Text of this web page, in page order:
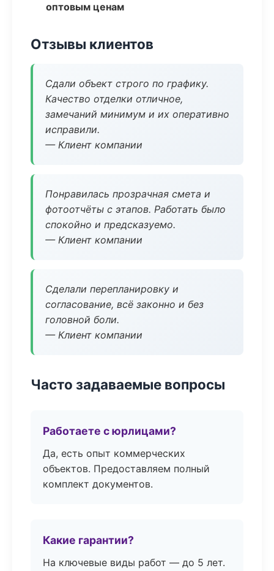
оптовым ценам
Отзывы клиентов
Сдали объект строго по графику.
Качество отделки отличное,
замечаний минимум и их оперативно
исправили.
— Клиент компании
Понравилась прозрачная смета и
фотоотчёты с этапов. Работать было
спокойно и предсказуемо.
— Клиент компании
Сделали перепланировку и
согласование, всё законно и без
головной боли.
— Клиент компании
Часто задаваемые вопросы
Работаете с юрлицами?
Да, есть опыт коммерческих
объектов. Предоставляем полный
комплект документов.
Какие гарантии?
На ключевые виды работ — до 5 лет.